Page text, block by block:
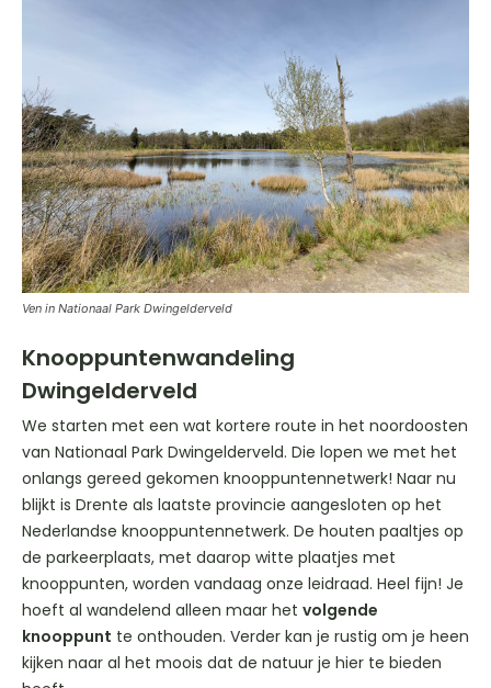
Ven in Nationaal Park Dwingelderveld
Knooppuntenwandeling
Dwingelderveld
We starten met een wat kortere route in het noordoosten
van Nationaal Park Dwingelderveld. Die lopen we met het
onlangs gereed gekomen knooppuntennetwerk! Naar nu
blijkt is Drente als laatste provincie aangesloten op het
Nederlandse knooppuntennetwerk. De houten paaltjes op
de parkeerplaats, met daarop witte plaatjes met
knooppunten, worden vandaag onze leidraad. Heel fijn! Je
hoeft al wandelend alleen maar het volgende
knooppunt te onthouden. Verder kan je rustig om je heen
kijken naar al het moois dat de natuur je hier te bieden